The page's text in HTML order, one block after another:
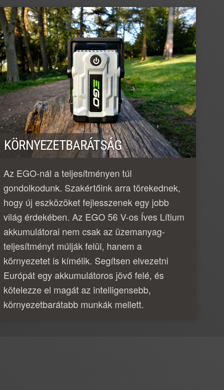
KÖRNYEZETBARÁTSÁG
Az EGO-nál a teljesítményen túl
gondolkodunk. Szakértőink arra törekednek,
hogy új eszközöket fejlesszenek egy jobb
világ érdekében. Az EGO 56 V-os Íves Lítium
akkumulátorai nem csak az üzemanyag-
teljesítményt múlják felül, hanem a
környezetet is kímélik. Segítsen elvezetni
Európát egy akkumulátoros jövő felé, és
kötelezze el magát az intelligensebb,
környezetbarátabb munkák mellett.